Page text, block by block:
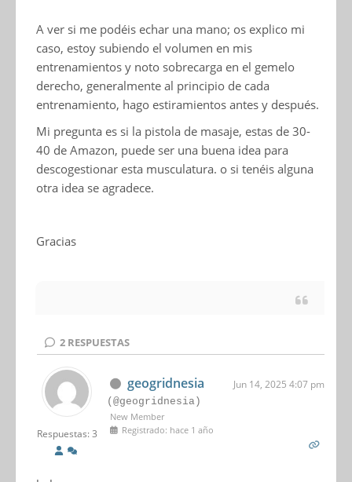
A ver si me podéis echar una mano; os explico mi
caso, estoy subiendo el volumen en mis
entrenamientos y noto sobrecarga en el gemelo
derecho, generalmente al principio de cada
entrenamiento, hago estiramientos antes y después.
Mi pregunta es si la pistola de masaje, estas de 30-
40 de Amazon, puede ser una buena idea para
descogestionar esta musculatura. o si tenéis alguna
otra idea se agradece.
Gracias
2 RESPUESTAS
Respuestas: 3
geogridnesia Jun 14, 2025 4:07 pm
(@geogridnesia)
New Member
Registrado: hace 1 año